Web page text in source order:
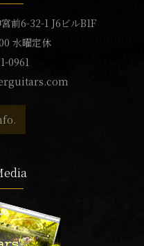
前6-32-1 J6ビルB1F
水曜定休
0961